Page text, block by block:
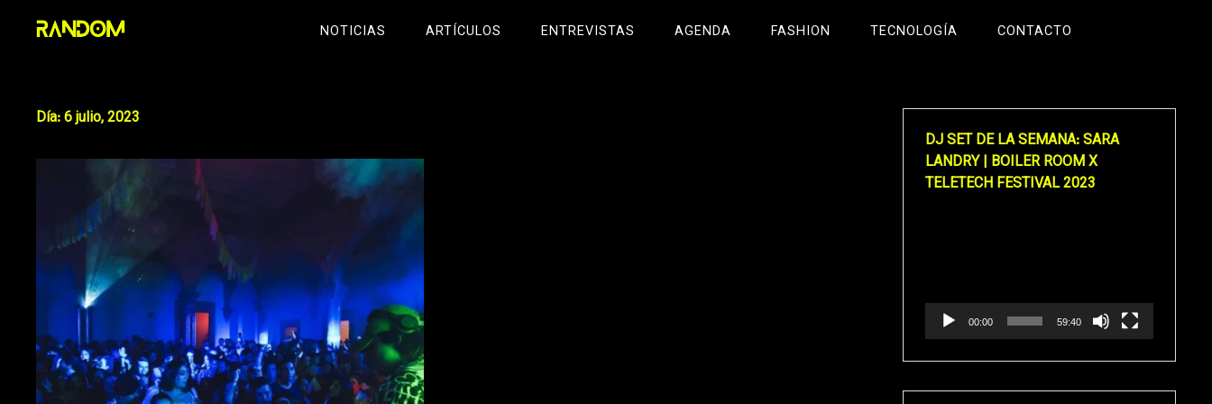
NOTICIAS ARTÍCULOS ENTREVISTAS AGENDA FASHION TECNOLOGÍA CONTACTO
Día:6 julio, 2023
DJ SET DE LA SEMANA: SARA
LANDRY | BOILER ROOM X
TELETECH FESTIVAL 2023
00:00 59:40